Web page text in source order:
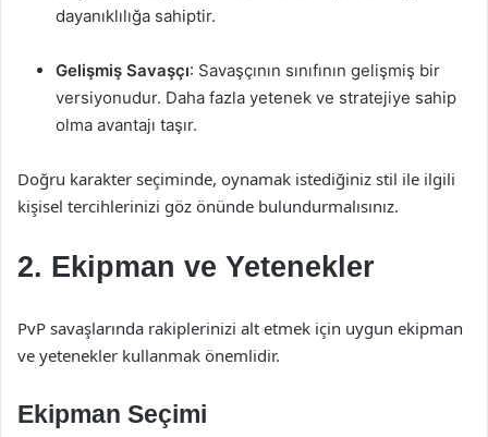
dayanıklılığa sahiptir.
Gelişmiş Savaşçı: Savaşçının sınıfının gelişmiş bir
versiyonudur. Daha fazla yetenek ve stratejiye sahip
olma avantajı taşır.
Doğru karakter seçiminde, oynamak istediğiniz stil ile ilgili
kişisel tercihlerinizi göz önünde bulundurmalısınız.
2. Ekipman ve Yetenekler
PvP savaşlarında rakiplerinizi alt etmek için uygun ekipman
ve yetenekler kullanmak önemlidir.
Ekipman Seçimi